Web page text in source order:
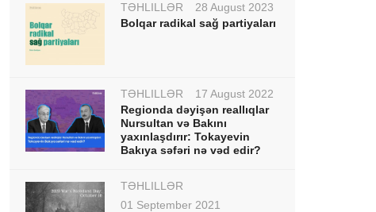
TƏHLİLLƏR
28 August 2023
Bolqar radikal sağ partiyaları
TƏHLİLLƏR
17 August 2022
Regionda dəyişən reallıqlar
Nursultan və Bakını
yaxınlaşdırır: Tokayevin
Bakıya səfəri nə vəd edir?
TƏHLİLLƏR
01 September 2021